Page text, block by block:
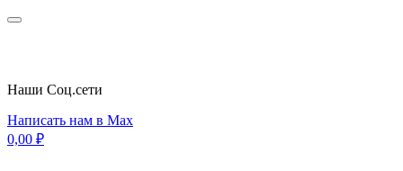
Наши Cоц.сети
Написать нам в Max
0,00 ₽